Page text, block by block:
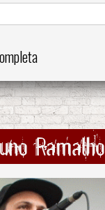
Ramalho